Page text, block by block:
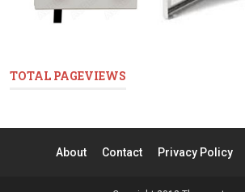
TOTAL PAGEVIEWS
About Contact Privacy Policy